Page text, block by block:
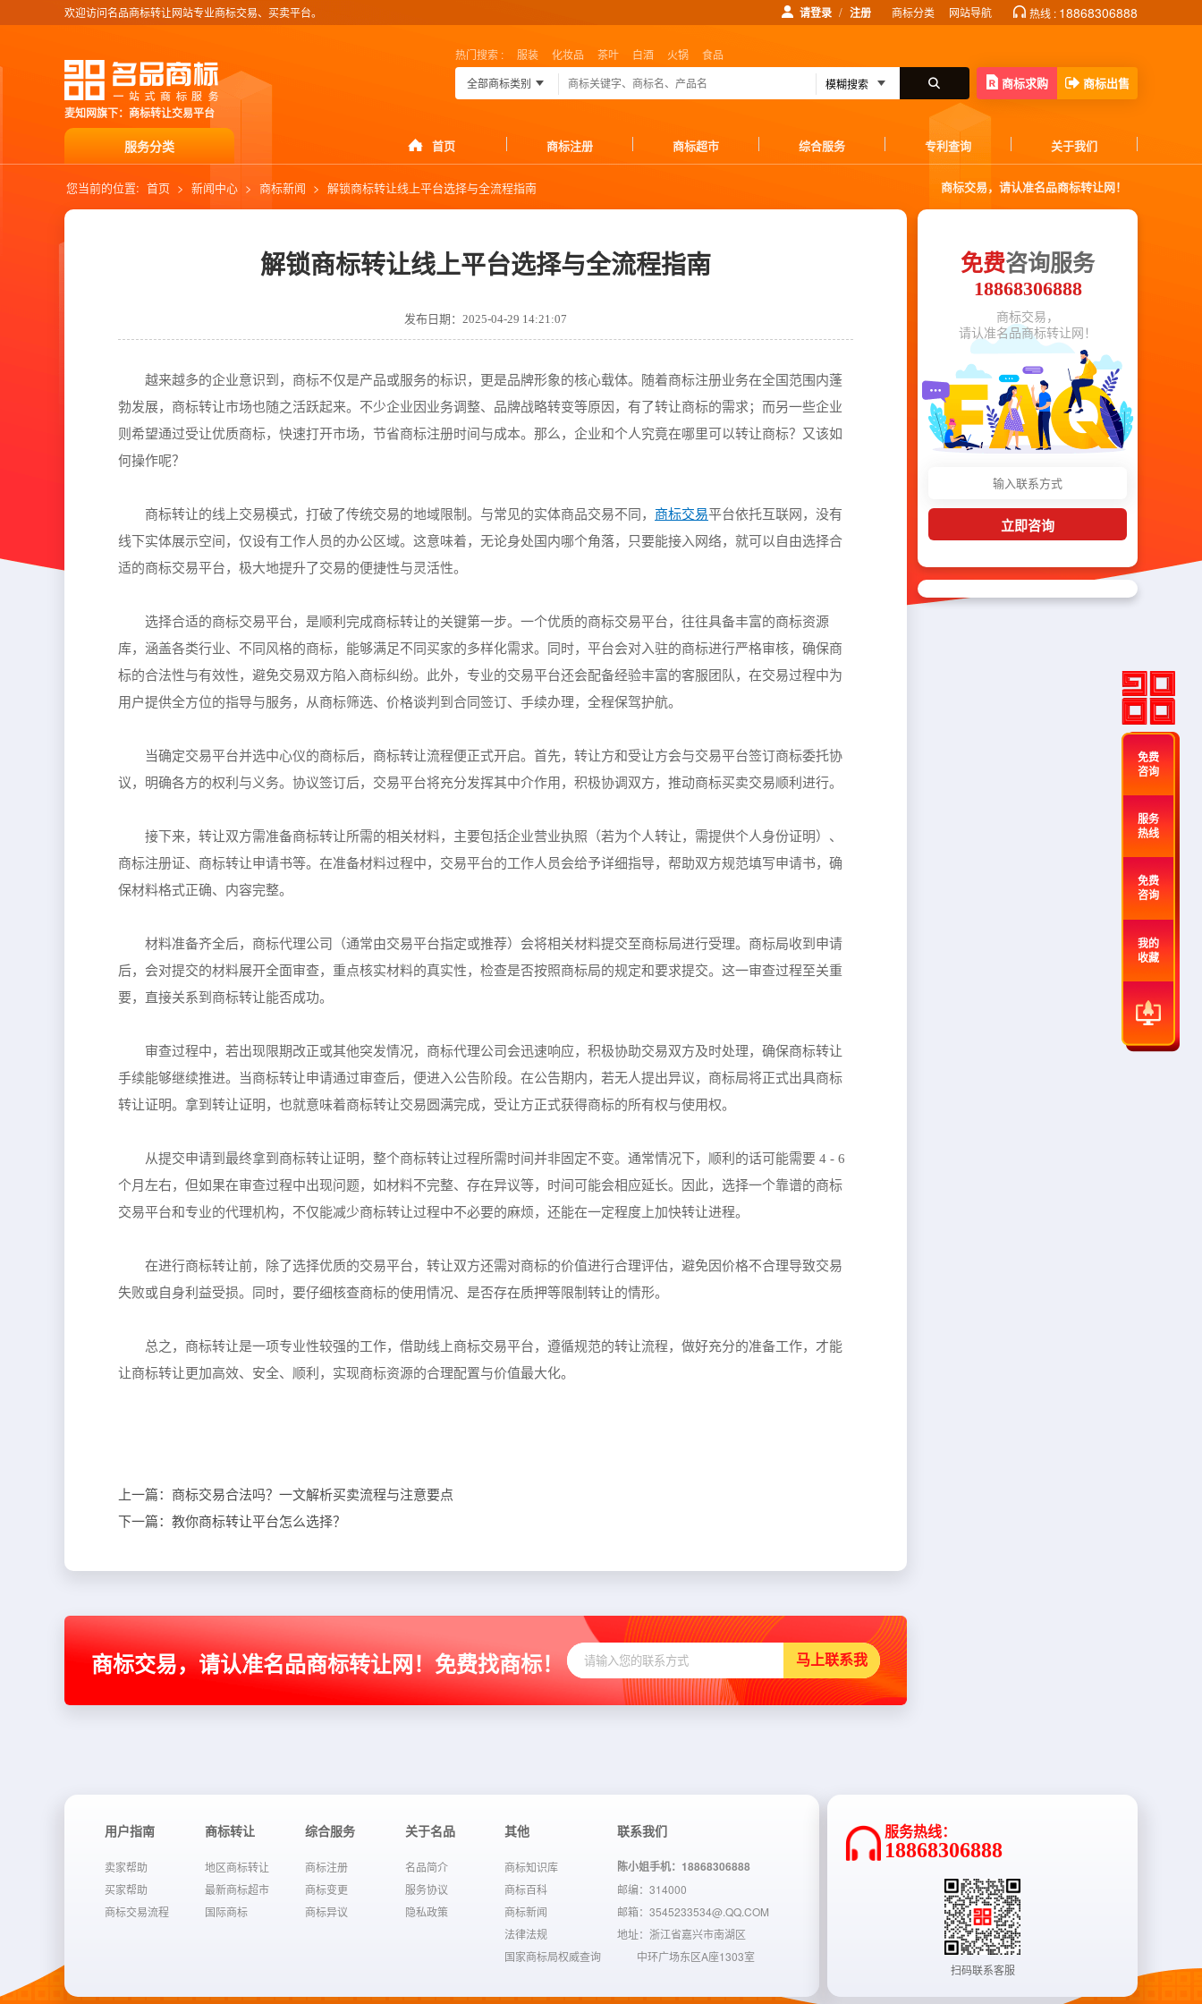
欢迎访问名品商标转让网站专业商标交易、买卖平台。 请登录 / 注册 商标分类 网站导航 热线 : 18868306888
麦知网旗下：商标转让交易平台
热门搜索 : 服装 化妆品 茶叶 白酒 火锅
食品
全部商标类别
商标求购 商标出售
服务分类 首页 商标注册 商标超市 综合服务 专利查询 关于我们
您当前的位置: 首页 > 新闻中心 > 商标新闻 > 解锁商标转让线上平台选择与全流程指南 商标交易，请认准名品商标转让网！
解锁商标转让线上平台选择与全流程指南
发布日期：2025-04-29 14:21:07
越来越多的企业意识到，商标不仅是产品或服务的标识，更是品牌形象的核心载体。随着商标注册业务在全国范围内蓬
勃发展，商标转让市场也随之活跃起来。不少企业因业务调整、品牌战略转变等原因，有了转让商标的需求；而另一些企业
则希望通过受让优质商标，快速打开市场，节省商标注册时间与成本。那么，企业和个人究竟在哪里可以转让商标？又该如
何操作呢？
商标转让的线上交易模式，打破了传统交易的地域限制。与常见的实体商品交易不同， 商标交易平台依托互联网，没有
线下实体展示空间，仅设有工作人员的办公区域。这意味着，无论身处国内哪个角落，只要能接入网络，就可以自由选择合
适的商标交易平台，极大地提升了交易的便捷性与灵活性。
选择合适的商标交易平台，是顺利完成商标转让的关键第一步。一个优质的商标交易平台，往往具备丰富的商标资源
库，涵盖各类行业、不同风格的商标，能够满足不同买家的多样化需求。同时，平台会对入驻的商标进行严格审核，确保商
标的合法性与有效性，避免交易双方陷入商标纠纷。此外，专业的交易平台还会配备经验丰富的客服团队，在交易过程中为
用户提供全方位的指导与服务，从商标筛选、价格谈判到合同签订、手续办理，全程保驾护航。
当确定交易平台并选中心仪的商标后，商标转让流程便正式开启。首先，转让方和受让方会与交易平台签订商标委托协
议，明确各方的权利与义务。协议签订后，交易平台将充分发挥其中介作用，积极协调双方，推动商标买卖交易顺利进行。
接下来，转让双方需准备商标转让所需的相关材料，主要包括企业营业执照（若为个人转让，需提供个人身份证明）、
商标注册证、商标转让申请书等。在准备材料过程中，交易平台的工作人员会给予详细指导，帮助双方规范填写申请书，确
保材料格式正确、内容完整。
材料准备齐全后，商标代理公司（通常由交易平台指定或推荐）会将相关材料提交至商标局进行受理。商标局收到申请
后，会对提交的材料展开全面审查，重点核实材料的真实性，检查是否按照商标局的规定和要求提交。这一审查过程至关重
要，直接关系到商标转让能否成功。
审查过程中，若出现限期改正或其他突发情况，商标代理公司会迅速响应，积极协助交易双方及时处理，确保商标转让
手续能够继续推进。当商标转让申请通过审查后，便进入公告阶段。在公告期内，若无人提出异议，商标局将正式出具商标
转让证明。拿到转让证明，也就意味着商标转让交易圆满完成，受让方正式获得商标的所有权与使用权。
从提交申请到最终拿到商标转让证明，整个商标转让过程所需时间并非固定不变。通常情况下，顺利的话可能需要 4 - 6
个月左右，但如果在审查过程中出现问题，如材料不完整、存在异议等，时间可能会相应延长。因此，选择一个靠谱的商标
交易平台和专业的代理机构，不仅能减少商标转让过程中不必要的麻烦，还能在一定程度上加快转让进程。
在进行商标转让前，除了选择优质的交易平台，转让双方还需对商标的价值进行合理评估，避免因价格不合理导致交易
失败或自身利益受损。同时，要仔细核查商标的使用情况、是否存在质押等限制转让的情形。
总之，商标转让是一项专业性较强的工作，借助线上商标交易平台，遵循规范的转让流程，做好充分的准备工作，才能
让商标转让更加高效、安全、顺利，实现商标资源的合理配置与价值最大化。
上一篇： 商标交易合法吗？一文解析买卖流程与注意要点
下一篇： 教你商标转让平台怎么选择？
商标交易，请认准名品商标转让网！免费找商标！ 马上联系我
免费咨询服务
18868306888
商标交易，
请认准名品商标转让网！
立即咨询
用户指南
卖家帮助
买家帮助
商标交易流程
商标转让
地区商标转让
最新商标超市
国际商标
综合服务
商标注册
商标变更
商标异议
关于名品
名品简介
服务协议
隐私政策
其他
商标知识库
商标百科
商标新闻
法律法规
国家商标局权威查询
联系我们
陈小姐手机：18868306888
邮编：314000
邮箱：3545233534@.QQ.COM
地址：浙江省嘉兴市南湖区
中环广场东区A座1303室
服务热线：
18868306888
扫码联系客服
免费
咨询
服务
热线
免费
咨询
我的
收藏